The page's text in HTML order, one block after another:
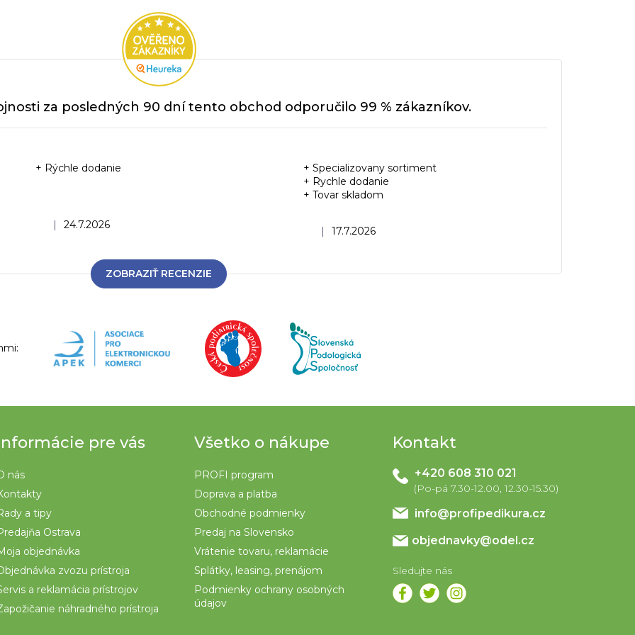
za posledných 90 dní tento obchod odporučilo 99 % zákazníkov.
Hodnotenie obchodu je 5 z 5 hviezdičiek.
| 24.7.2026
+ Rýchle dodanie
Hodnotenie obchodu je 5 z 5 hviezdičiek.
17.7.2026
+ Specializovany sortiment
+ Rychle dodanie
+ Tovar skladom
ZOBRAZIŤ RECENZIE
pre vás
nás
a tipy
Ostrava
objednávka
zvozu prístroja
a reklamácia prístrojov
náhradného prístroja
Všetko o nákupe
PROFI program
Doprava a platba
Obchodné podmienky
Predaj na Slovensko
Vrátenie tovaru, reklamácie
Splátky, leasing, prenájom
Podmienky ochrany osobných
údajov
Kontakt
info@profipedikura.cz
+420 608 310 021
objednavky@odel.cz